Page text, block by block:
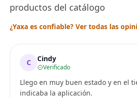
productos del catálogo
¿Yaxa es confiable? Ver todas las
C Cindy
Verificado
Llego en muy buen estado y en el
indicaba la aplicación.